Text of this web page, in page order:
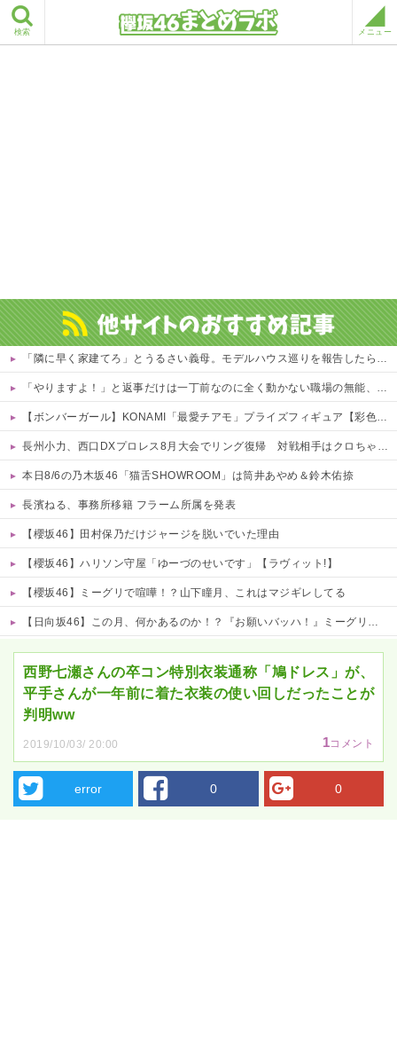
検索 メニュー
「隣に早く家建てろ」とうるさい義母。モデルハウス巡りを報告したら「草刈り誰がするのw」と煽ってきたので…旦那が放った「一言」に義母オロオロｗｗ←嫌味を逆手にとった神対応すぎる
「やりますよ！」と返事だけは一丁前なのに全く動かない職場の無能、催促しても放置→引き取ろうとすると「申し訳ないからやる」と拒否…やる気ないなら引き受けるなよ・・・
【ボンバーガール】KONAMI「最愛チアモ」プライズフィギュア【彩色原型公開】
長州小力、西口DXプロレス8月大会でリング復帰 対戦相手はクロちゃん 他
本日8/6の乃木坂46「猫舌SHOWROOM」は筒井あやめ＆鈴木佑捺
長濱ねる、事務所移籍 フラーム所属を発表
【櫻坂46】田村保乃だけジャージを脱いでいた理由
【櫻坂46】ハリソン守屋「ゆーづのせいです」【ラヴィット!】
【櫻坂46】ミーグリで喧嘩！？山下瞳月、これはマジギレしてる
【日向坂46】この月、何かあるのか！？『お願いバッハ！』ミーグリ日程がこちら
西野七瀬さんの卒コン特別衣装通称「鳩ドレス」が、
平手さんが一年前に着た衣装の使い回しだったことが
判明ww
2019/10/03/ 20:00 1コメント
error 0 0